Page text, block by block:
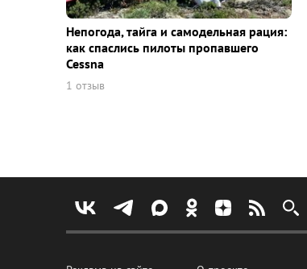
Непогода, тайга и самодельная рация:
как спаслись пилоты пропавшего
Cessna
1 отзыв